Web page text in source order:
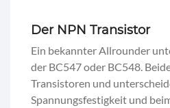
Der NPN Transistor
Ein bekannter Allrounder
der BC547 oder BC548.
Transistoren und
Spannungsfestigkeit und